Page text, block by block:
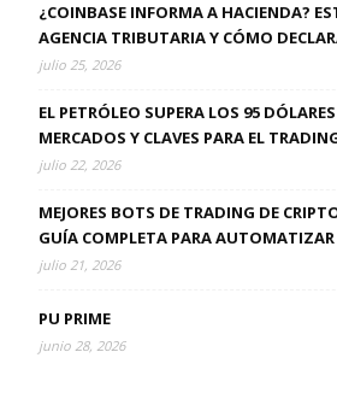
¿COINBASE INFORMA A HACIENDA?
AGENCIA TRIBUTARIA Y CÓMO
julio 25, 2026
EL PETRÓLEO SUPERA LOS 95
MERCADOS Y CLAVES PARA EL
julio 22, 2026
MEJORES BOTS DE TRADING DE
GUÍA COMPLETA PARA
julio 21, 2026
PU PRIME
junio 28, 2026